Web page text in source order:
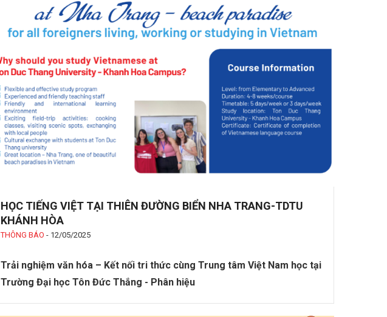
HỌC TIẾNG VIỆT TẠI THIÊN ĐƯỜNG BIỂN NHA TRANG-TDTU
KHÁNH HÒA
THÔNG BÁO - 12/05/2025
Trải nghiệm văn hóa – Kết nối tri thức cùng Trung tâm Việt Nam học tại
Trường Đại học Tôn Đức Thắng - Phân hiệu